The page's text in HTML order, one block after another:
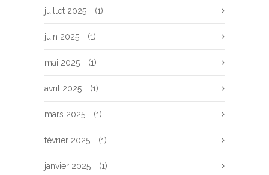
juillet 2025 (1)
juin 2025 (1)
mai 2025 (1)
avril 2025 (1)
mars 2025 (1)
février 2025 (1)
janvier 2025 (1)